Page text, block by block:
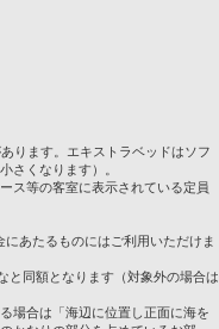
ります。エキストラベッドはソフ
さくなります）。
ス等の客室に表示されている定員
あたるものにはご利用いただけま
と同額となります（対象外の場合は
場合は「海辺に位置し正面に海を